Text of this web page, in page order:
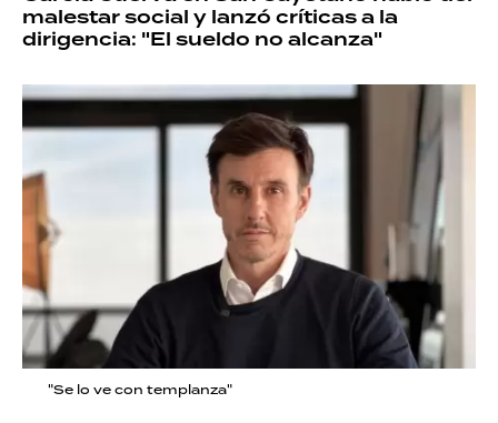
malestar social y lanzó críticas a la
dirigencia: "El sueldo no alcanza"
"Se lo ve con templanza"